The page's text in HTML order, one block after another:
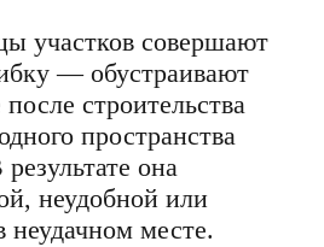
участков совершают
— обустраивают
строительства
пространства
она
неудобной или
неудачном месте.